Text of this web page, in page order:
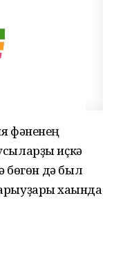
фәненең
иҫкә
бөгөн дә был
хаҡында